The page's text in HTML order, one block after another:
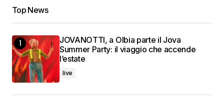
Top News
JOVANOTTI, a Olbia parte il Jova
Summer Party: il viaggio che accende
l’estate
live